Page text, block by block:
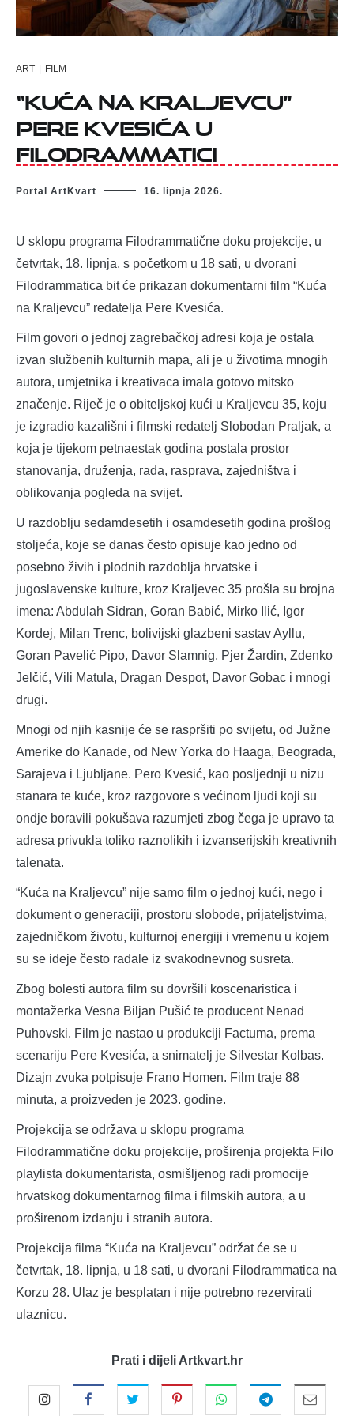
ART FILM
“Kuća na Kraljevcu”
Pere Kvesića u
Filodrammatici
Portal ArtKvart 16. lipnja 2026.
U sklopu programa Filodrammatične doku projekcije, u
četvrtak, 18. lipnja, s početkom u 18 sati, u dvorani
Filodrammatica bit će prikazan dokumentarni film “Kuća
na Kraljevcu” redatelja Pere Kvesića.
Film govori o jednoj zagrebačkoj adresi koja je ostala
izvan službenih kulturnih mapa, ali je u životima mnogih
autora, umjetnika i kreativaca imala gotovo mitsko
značenje. Riječ je o obiteljskoj kući u Kraljevcu 35, koju
je izgradio kazališni i filmski redatelj Slobodan Praljak, a
koja je tijekom petnaestak godina postala prostor
stanovanja, druženja, rada, rasprava, zajedništva i
oblikovanja pogleda na svijet.
U razdoblju sedamdesetih i osamdesetih godina prošlog
stoljeća, koje se danas često opisuje kao jedno od
posebno živih i plodnih razdoblja hrvatske i
jugoslavenske kulture, kroz Kraljevec 35 prošla su brojna
imena: Abdulah Sidran, Goran Babić, Mirko Ilić, Igor
Kordej, Milan Trenc, bolivijski glazbeni sastav Ayllu,
Goran Pavelić Pipo, Davor Slamnig, Pjer Žardin, Zdenko
Jelčić, Vili Matula, Dragan Despot, Davor Gobac i mnogi
drugi.
Mnogi od njih kasnije će se raspršiti po svijetu, od Južne
Amerike do Kanade, od New Yorka do Haaga, Beograda,
Sarajeva i Ljubljane. Pero Kvesić, kao posljednji u nizu
stanara te kuće, kroz razgovore s većinom ljudi koji su
ondje boravili pokušava razumjeti zbog čega je upravo ta
adresa privukla toliko raznolikih i izvanserijskih kreativnih
talenata.
“Kuća na Kraljevcu” nije samo film o jednoj kući, nego i
dokument o generaciji, prostoru slobode, prijateljstvima,
zajedničkom životu, kulturnoj energiji i vremenu u kojem
su se ideje često rađale iz svakodnevnog susreta.
Zbog bolesti autora film su dovršili koscenaristica i
montažerka Vesna Biljan Pušić te producent Nenad
Puhovski. Film je nastao u produkciji Factuma, prema
scenariju Pere Kvesića, a snimatelj je Silvestar Kolbas.
Dizajn zvuka potpisuje Frano Homen. Film traje 88
minuta, a proizveden je 2023. godine.
Projekcija se održava u sklopu programa
Filodrammatične doku projekcije, proširenja projekta Filo
playlista dokumentarista, osmišljenog radi promocije
hrvatskog dokumentarnog filma i filmskih autora, a u
proširenom izdanju i stranih autora.
Projekcija filma “Kuća na Kraljevcu” održat će se u
četvrtak, 18. lipnja, u 18 sati, u dvorani Filodrammatica na
Korzu 28. Ulaz je besplatan i nije potrebno rezervirati
ulaznicu.
Prati i dijeli Artkvart.hr